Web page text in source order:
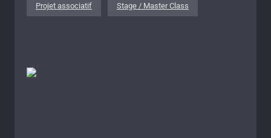
Projet associatif Stage / Master Class